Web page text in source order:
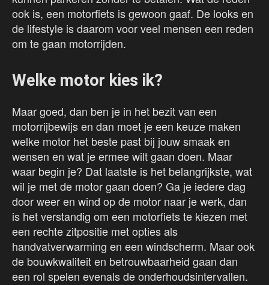
ook is, een motorfiets is gewoon gaaf. De looks en
de lifestyle is daarom voor veel mensen een reden
om te gaan motorrijden.
Welke motor kies ik?
Maar goed, dan ben je in het bezit van een
motorrijbewijs en dan moet je een keuze maken
welke motor het beste past bij jouw smaak en
wensen en wat je ermee wilt gaan doen. Maar
waar begin je? Dat laatste is het belangrijkste, wat
wil je met de motor gaan doen? Ga je iedere dag
door weer en wind op de motor naar je werk, dan
is het verstandig om een motorfiets te kiezen met
een rechte zitpositie met opties als
handvatverwarming en een windscherm. Maar ook
de bouwkwaliteit en betrouwbaarheid gaan dan
een rol spelen evenals de onderhoudsintervallen.